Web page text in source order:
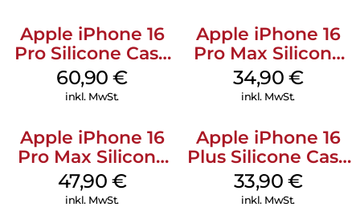
Apple iPhone 16
Pro Silicone Case
MagSafe Stone
Gray
60,90€
inkl. MwSt.
Apple iPhone 16
Pro Max Silicone
Case MagSafe
Denim
34,90 €
inkl. MwSt.
Apple iPhone 16
Pro Max Silicone
Case MagSafe
Black
47,90 €
inkl. MwSt.
Apple iPhone 16
Plus Silicone Case
MagSafe Lake
Green
33,90 €
inkl. MwSt.